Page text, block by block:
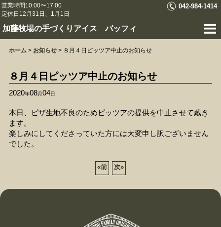
営業時間10:00〜17:00
定休日12月31日、1月1日
042-984-1414
加藤牧場の手づくりアイス バッフィ
ホーム > お知らせ > ８月４日ピッツア中止のお知らせ
８月４日ピッツア中止のお知らせ
2020年08月04日
本日、ピザ生地不良のためピッツアの提供を中止させて戴き
ます。
楽しみにしてくださっていた方には大変申し訳ございません
でした。
«前 次»